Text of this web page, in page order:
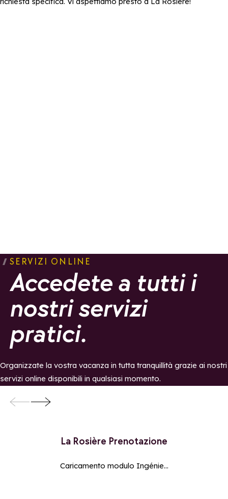
SERVIZI ONLINE
Accedete a tutti i
nostri servizi
pratici.
Organizzate la vostra vacanza in tutta tranquillità grazie ai nostri
servizi online disponibili in qualsiasi momento.
Centrale prenotazioni
La Rosière Prenotazione
Caricamento modulo Ingénie...